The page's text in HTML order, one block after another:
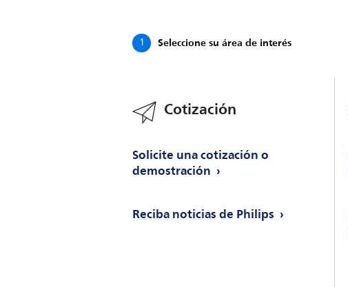
1 Seleccione su área de interés
Cotización
Solicite una cotización o
demostración
Reciba noticias de Philips